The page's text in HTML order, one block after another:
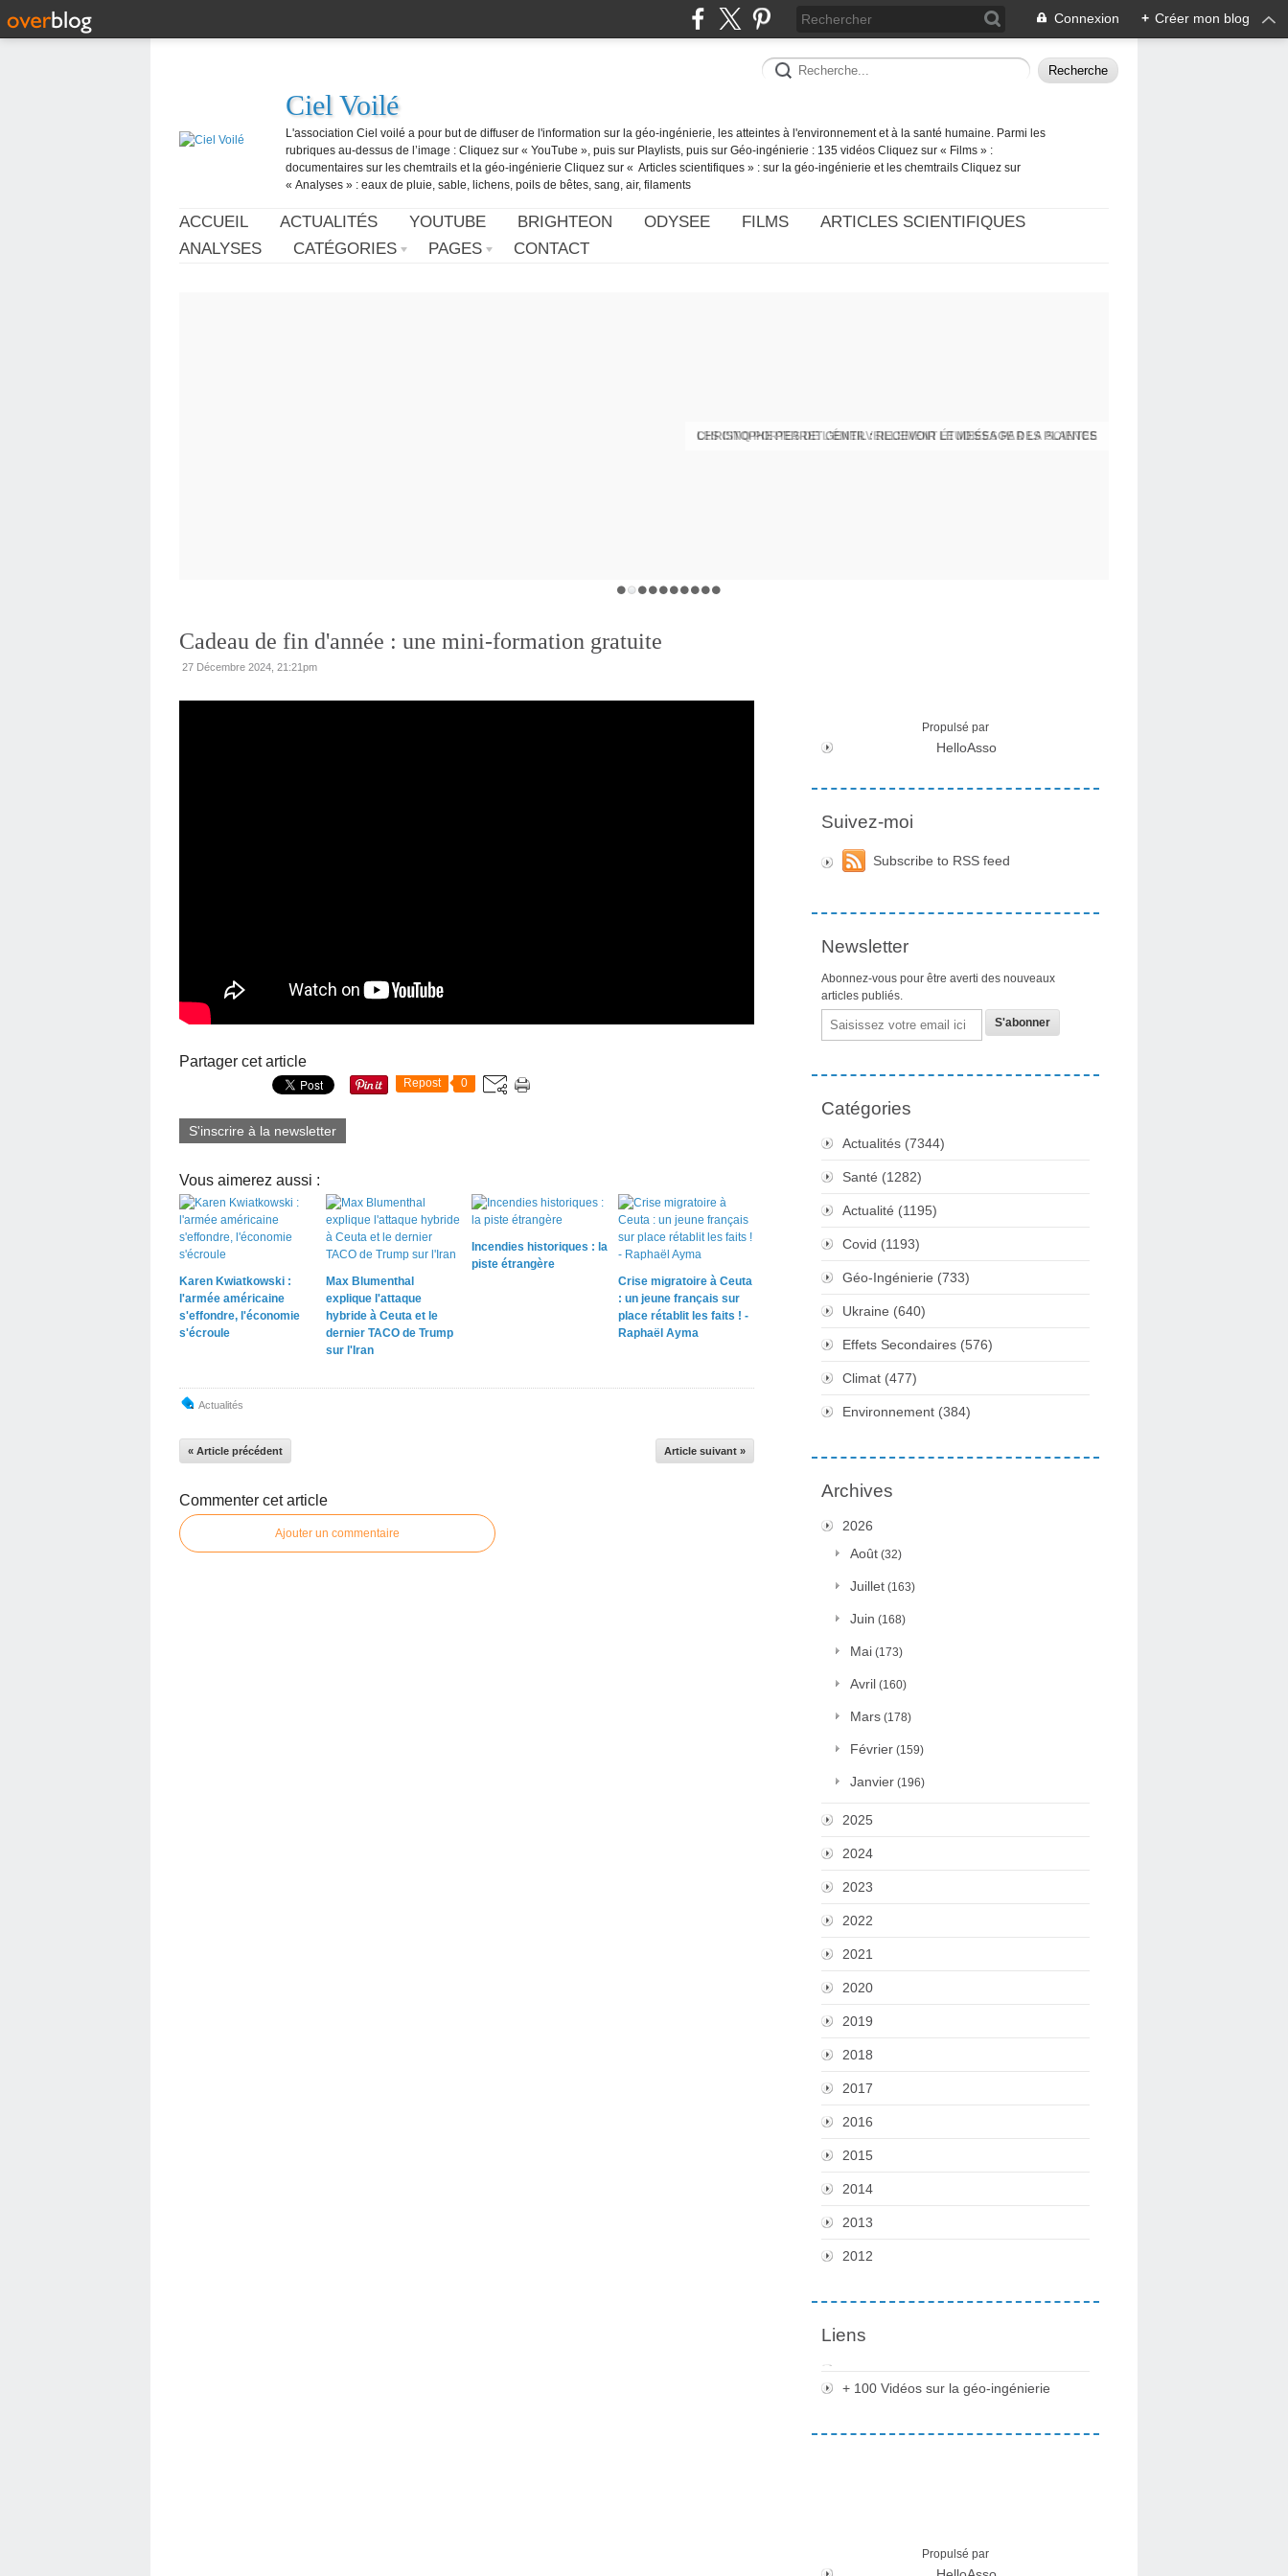
Connexion + Créer mon blog
Ciel Voilé
L'association Ciel voilé a pour but de diffuser de l'information sur la géo-ingénierie, les atteintes à l'environnement et à la santé humaine. Parmi les
rubriques au-dessus de l’image : Cliquez sur « YouTube », puis sur Playlists, puis sur Géo-ingénierie : 135 vidéos Cliquez sur « Films » :
documentaires sur les chemtrails et la géo-ingénierie Cliquez sur « Articles scientifiques » : sur la géo-ingénierie et les chemtrails Cliquez sur
« Analyses » : eaux de pluie, sable, lichens, poils de bêtes, sang, air, filaments
ACCUEIL ACTUALITÉS YOUTUBE BRIGHTEON ODYSEE FILMS
ARTICLES SCIENTIFIQUES
ANALYSES
CATÉGORIES PAGES CONTACT
CHRISTOPHE PERRET GENTIL : RECEVOIR LE MESSAGE DES PLANTES
Cadeau de fin d'année : une mini-formation gratuite
27 Décembre 2024, 21:21pm
Partager cet article
Repost 0
S'inscrire à la newsletter
Vous aimerez aussi :
Karen Kwiatkowski :
l'armée américaine
s'effondre, l'économie
s'écroule
Max Blumenthal
explique l'attaque
hybride à Ceuta et le
dernier TACO de Trump
sur l'Iran
Incendies historiques : la
piste étrangère
Crise migratoire à Ceuta
: un jeune français sur
place rétablit les faits ! -
Raphaël Ayma
Actualités
« Article précédent Article suivant »
Commenter cet article
Ajouter un commentaire
Propulsé par
HelloAsso
Suivez-moi
Subscribe to RSS feed
Newsletter
Abonnez-vous pour être averti des nouveaux
articles publiés.
Email
Catégories
Actualités (7344)
Santé (1282)
Actualité (1195)
Covid (1193)
Géo-Ingénierie (733)
Ukraine (640)
Effets Secondaires (576)
Climat (477)
Environnement (384)
Archives
2026
Août (32)
Juillet (163)
Juin (168)
Mai (173)
Avril (160)
Mars (178)
Février (159)
Janvier (196)
2025
2024
2023
2022
2021
2020
2019
2018
2017
2016
2015
2014
2013
2012
Liens
+ 100 Vidéos sur la géo-ingénierie
Propulsé par